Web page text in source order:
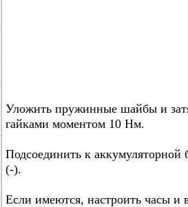
Уложить пружинные шайбы и
гайками моментом 10 Нм.
Подсоединить к аккумуляторной
(-).
Если имеются, настроить часы и